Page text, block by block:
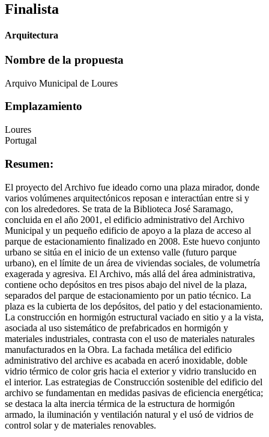
Finalista
Arquitectura
Nombre de la propuesta
Arquivo Municipal de Loures
Emplazamiento
Loures
Portugal
Resumen:
El proyecto del Archivo fue ideado corno una plaza mirador, donde
varios volúmenes arquitectónicos reposan e interactúan entre si y
con los alrededores. Se trata de la Biblioteca José Saramago,
concluida en el año 2001, el edificio administrativo del Archivo
Municipal y un pequeño edificio de apoyo a la plaza de acceso al
parque de estacionamiento finalizado en 2008. Este huevo conjunto
urbano se sitúa en el inicio de un extenso valle (futuro parque
urbano), en el límite de un área de viviendas sociales, de volumetría
exagerada y agresiva. El Archivo, más allá del área administrativa,
contiene ocho depósitos en tres pisos abajo del nivel de la plaza,
separados del parque de estacionamiento por un patio técnico. La
plaza es la cubierta de los depósitos, del patio y del estacionamiento.
La construcción en hormigón estructural vaciado en sitio y a la vista,
asociada al uso sistemático de prefabricados en hormigón y
materiales industriales, contrasta con el uso de materiales naturales
manufacturados en la Obra. La fachada metálica del edificio
administrativo del archive es acabada en aceró inoxidable, doble
vidrio térmico de color gris hacia el exterior y vidrio translucido en
el interior. Las estrategias de Construcción sostenible del edificio del
archivo se fundamentan en medidas pasivas de eficiencia energética;
se destaca la alta inercia térmica de la estructura de hormigón
armado, la iluminación y ventilación natural y el usó de vidrios de
control solar y de materiales renovables.